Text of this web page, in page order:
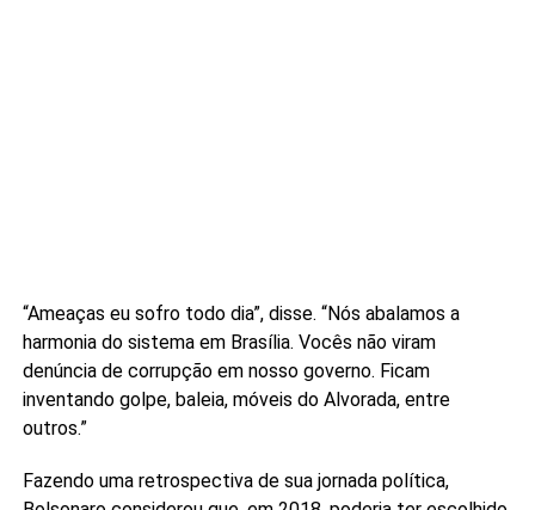
“Ameaças eu sofro todo dia”, disse. “Nós abalamos a
harmonia do sistema em Brasília. Vocês não viram
denúncia de corrupção em nosso governo. Ficam
inventando golpe, baleia, móveis do Alvorada, entre
outros.”
Fazendo uma retrospectiva de sua jornada política,